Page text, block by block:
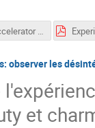
CERN Accelerator Complex
observer les
et